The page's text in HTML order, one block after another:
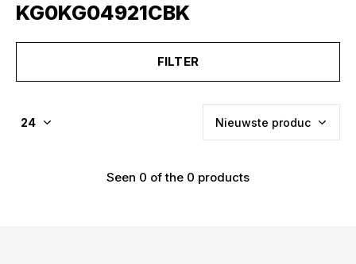
KG0KG04921CBK
FILTER
Seen 0 of the 0 products